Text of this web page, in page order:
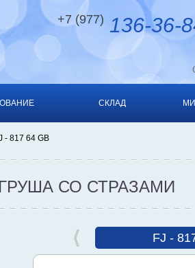
+7 (977) 136-36-
СКЛАД
- 817 64 GB
СО СТРАЗАМИ
FJ -